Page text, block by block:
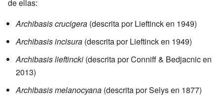
de ellas:
Archibasis crucigera (descrita por Lieftinck en 1949)
Archibasis incisura (descrita por Lieftinck en 1949)
Archibasis lieftincki (descrita por Conniff & Bedjacnic en
2013)
Archibasis melanocyana (descrita por Selys en 1877)